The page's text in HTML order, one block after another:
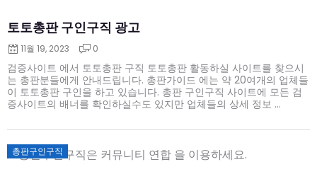
토토총판 구인구직 광고
11월 19, 2023 0
검증사이트 에서 토토총판 구직 토토총판 활동하실 사이트를 찾으시
는 총판분들에게 안내드립니다. 총판가이드 에는 약 20여개의 업체들
이 토토총판 구인을 하고 있습니다. 총판 구인구직 사이트에 모든 검
증사이트의 배너를 확인하실수도 있지만 업체들의 상세 정보 ...
총판구인구직
Posted
on